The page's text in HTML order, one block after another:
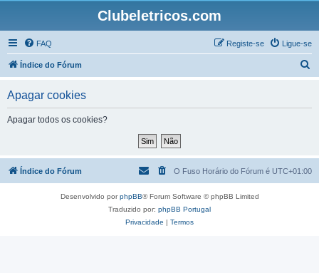
Clubeletricos.com
FAQ Ligue-se
Registe-se
Índice do Fórum
a
Apagar cookies
Apagar todos os cookies?
Índice do Fórum O Fuso Horário do Fórum é UTC+01:00
Desenvolvido porphpBB® Forum Software © phpBB Limited
Traduzido por: phpBB Portugal
Privacidade | Termos